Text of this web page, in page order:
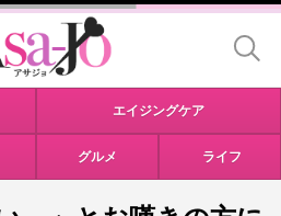
エイジングケア
グルメ ライフ